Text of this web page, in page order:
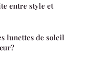
entre style et
lunettes de soleil